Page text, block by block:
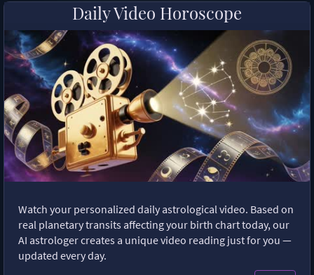
Daily Video Horoscope
Watch your personalized daily astrological video. Based on
real planetary transits affecting your birth chart today, our
AI astrologer creates a unique video reading just for you —
updated every day.